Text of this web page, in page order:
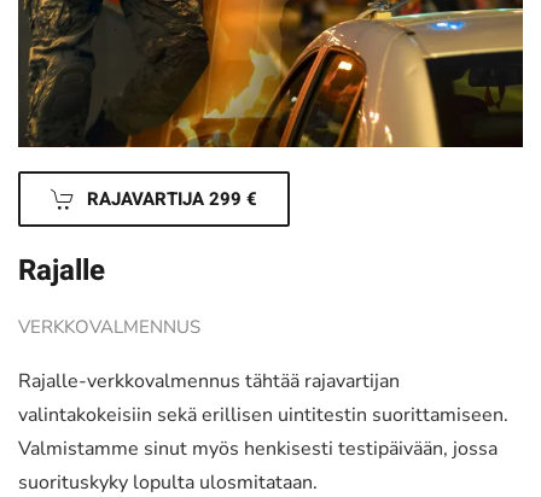
RAJAVARTIJA 299 €
Rajalle
VERKKOVALMENNUS
Rajalle-verkkovalmennus tähtää rajavartijan
valintakokeisiin sekä erillisen uintitestin suorittamiseen.
Valmistamme sinut myös henkisesti testipäivään, jossa
suorituskyky lopulta ulosmitataan.